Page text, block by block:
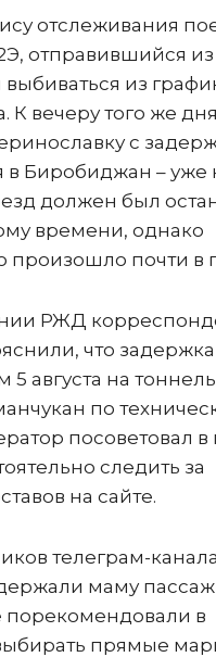
отслеживания
отправившийся
выбиваться из
К вечеру того же
с
в Биробиджан – уже
должен был
времени, однако
произошло почти в
РЖД
что
5 августа на
по
посоветовал
следить за
на сайте.
телеграм-
маму
порекомендовали в
прямые